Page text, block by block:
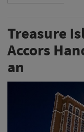
Treasure
Accors
an